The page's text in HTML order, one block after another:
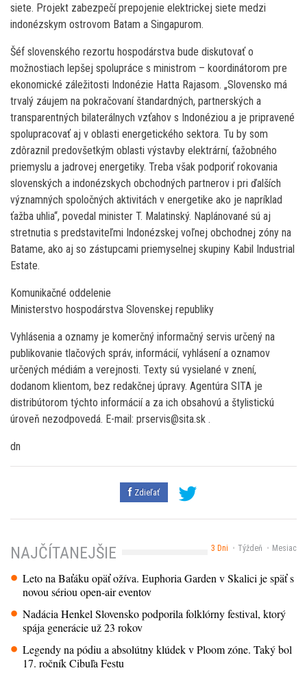
siete. Projekt zabezpečí prepojenie elektrickej siete medzi
indonézskym ostrovom Batam a Singapurom.
Šéf slovenského rezortu hospodárstva bude diskutovať o
možnostiach lepšej spolupráce s ministrom – koordinátorom pre
ekonomické záležitosti Indonézie Hatta Rajasom. „Slovensko má
trvalý záujem na pokračovaní štandardných, partnerských a
transparentných bilaterálnych vzťahov s Indonéziou a je pripravené
spolupracovať aj v oblasti energetického sektora. Tu by som
zdôraznil predovšetkým oblasti výstavby elektrární, ťažobného
priemyslu a jadrovej energetiky. Treba však podporiť rokovania
slovenských a indonézskych obchodných partnerov i pri ďalších
významných spoločných aktivitách v energetike ako je napríklad
ťažba uhlia“, povedal minister T. Malatinský. Naplánované sú aj
stretnutia s predstaviteľmi Indonézskej voľnej obchodnej zóny na
Batame, ako aj so zástupcami priemyselnej skupiny Kabil Industrial
Estate.
Komunikačné oddelenie
Ministerstvo hospodárstva Slovenskej republiky
Vyhlásenia a oznamy je komerčný informačný servis určený na
publikovanie tlačových správ, informácií, vyhlásení a oznamov
určených médiám a verejnosti. Texty sú vysielané v znení,
dodanom klientom, bez redakčnej úpravy. Agentúra SITA je
distribútorom týchto informácií a za ich obsahovú a štylistickú
úroveň nezodpovedá. E-mail: prservis@sita.sk .
dn
Zdieľať
3 Dni Týždeň Mesiac
NAJČÍTANEJŠIE
Leto na Baťáku opäť ožíva. Euphoria Garden v Skalici je späť s
novou sériou open-air eventov
Nadácia Henkel Slovensko podporila folklórny festival, ktorý
spája generácie už 23 rokov
Legendy na pódiu a absolútny klúdek v Ploom zóne. Taký bol
17. ročník Cibuľa Festu